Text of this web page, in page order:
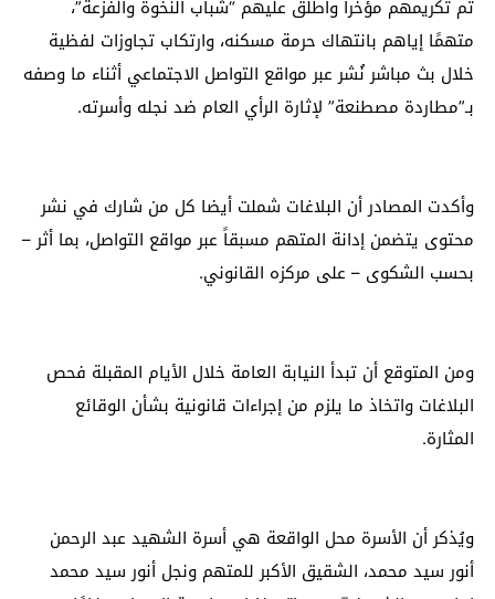
تم تكريمهم مؤخراً وأطلق عليهم “شباب النخوة والفزعة”،
متهمًا إياهم بانتهاك حرمة مسكنه، وارتكاب تجاوزات لفظية
خلال بث مباشر نُشر عبر مواقع التواصل الاجتماعي أثناء ما وصفه
بـ”مطاردة مصطنعة” لإثارة الرأي العام ضد نجله وأسرته.
وأكدت المصادر أن البلاغات شملت أيضا كل من شارك في نشر
محتوى يتضمن إدانة المتهم مسبقاً عبر مواقع التواصل، بما أثر –
بحسب الشكوى – على مركزه القانوني.
ومن المتوقع أن تبدأ النيابة العامة خلال الأيام المقبلة فحص
البلاغات واتخاذ ما يلزم من إجراءات قانونية بشأن الوقائع
المثارة.
ويُذكر أن الأسرة محل الواقعة هي أسرة الشهيد عبد الرحمن
أنور سيد محمد، الشقيق الأكبر للمتهم ونجل أنور سيد محمد